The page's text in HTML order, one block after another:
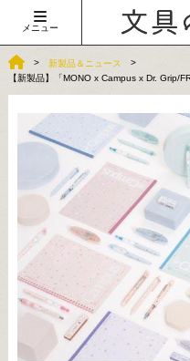
メニュー
新製品＆ニュース
【新製品】「MONO x Campus x Dr. Grip/